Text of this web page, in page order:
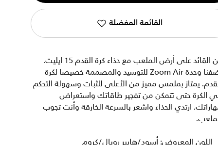
القائمة المفضلة
كن القائد على أرض الملعب مع حذاء كرة القدم 15 ايليت.
أضفنا وحدة Zoom Air للتوسيد والمصممة خصيصا لكرة
يمتاز بملمس مميز من الأعلى للثبات وسهولة التحكم
الكرة حتى تتمكن من تفجير طاقاتك واستعراض
ارتدي الحذاء واشعر بالسرعة الخارقة وأنت تجوب
اللون المعروض: أسود/هايبر رويال/كروم